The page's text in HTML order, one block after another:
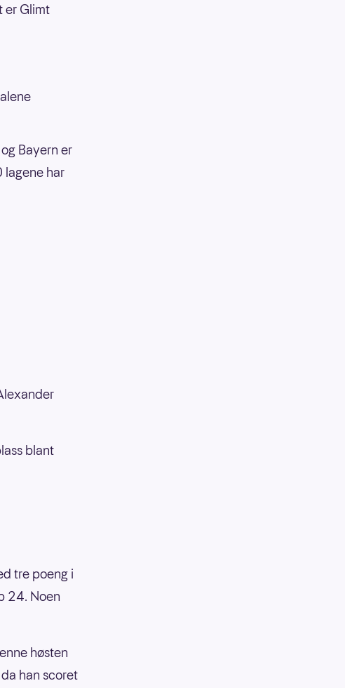
er Glimt
Bayern er
lagene har
blant
tre poeng i
24. Noen
høsten
han scoret